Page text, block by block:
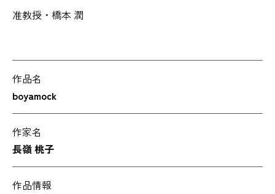
准教授・橋本 潤
作品名
boyamock
作家名
長嶺 桃子
作品情報